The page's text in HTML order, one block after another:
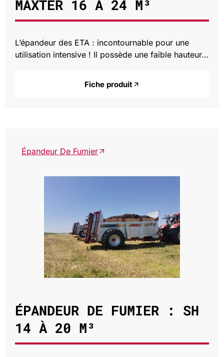
MAXTER 16 À 24 M³
L’épandeur des ETA : incontournable pour une
utilisation intensive ! Il possède une faible hauteur…
Fiche produit
Épandeur De Fumier
ÉPANDEUR DE FUMIER : SH
14 À 20 M³